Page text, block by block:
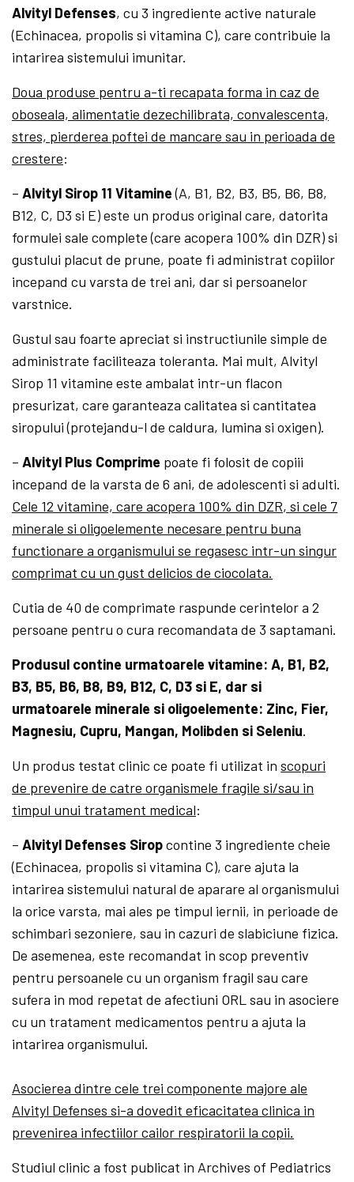
Alvityl Defenses, cu 3 ingrediente active naturale
(Echinacea, propolis si vitamina C), care contribuie la
intarirea sistemului imunitar.
Doua produse pentru a-ti recapata forma in caz de
oboseala, alimentatie dezechilibrata, convalescenta,
stres, pierderea poftei de mancare sau in perioada de
crestere:
–Alvityl Sirop 11 Vitamine(A, B1, B2, B3, B5, B6, B8,
B12, C, D3 si E) este un produs original care, datorita
formulei sale complete (care acopera 100% din DZR) si
gustului placut de prune, poate fi administrat copiilor
incepand cu varsta de trei ani, dar si persoanelor
varstnice.
Gustul sau foarte apreciat si instructiunile simple de
administrate faciliteaza toleranta. Mai mult, Alvityl
Sirop 11 vitamine este ambalat intr-un flacon
presurizat, care garanteaza calitatea si cantitatea
siropului (protejandu-l de caldura, lumina si oxigen).
–Alvityl Plus Comprime poate fi folosit de copiii
incepand de la varsta de 6 ani, de adolescenti si adulti.
Cele 12 vitamine, care acopera 100% din DZR, si cele 7
minerale si oligoelemente necesare pentru buna
functionare a organismului se regasesc intr-un singur
comprimat cu un gust delicios de ciocolata.
Cutia de 40 de comprimate raspunde cerintelor a 2
persoane pentru o cura recomandata de 3 saptamani.
Produsul contine urmatoarele vitamine: A, B1, B2,
B3, B5, B6, B8, B9, B12, C, D3 si E, dar si
urmatoarele minerale si oligoelemente: Zinc, Fier,
Magnesiu, Cupru, Mangan, Molibden si Seleniu.
Un produs testat clinic ce poate fi utilizat inscopuri
de prevenire de catre organismele fragile si/sau in
timpul unui tratament medical:
–Alvityl Defenses Siropcontine 3 ingrediente cheie
(Echinacea, propolis si vitamina C), care ajuta la
intarirea sistemului natural de aparare al organismului
la orice varsta, mai ales pe timpul iernii, in perioade de
schimbari sezoniere, sau in cazuri de slabiciune fizica.
De asemenea, este recomandat in scop preventiv
pentru persoanele cu un organism fragil sau care
sufera in mod repetat de afectiuni ORL sau in asociere
cu un tratament medicamentos pentru a ajuta la
intarirea organismului.
Asocierea dintre cele trei componente majore ale
Alvityl Defenses si-a dovedit eficacitatea clinica in
prevenirea infectiilor cailor respiratorii la copii.
Studiul clinic a fost publicat in Archives of Pediatrics